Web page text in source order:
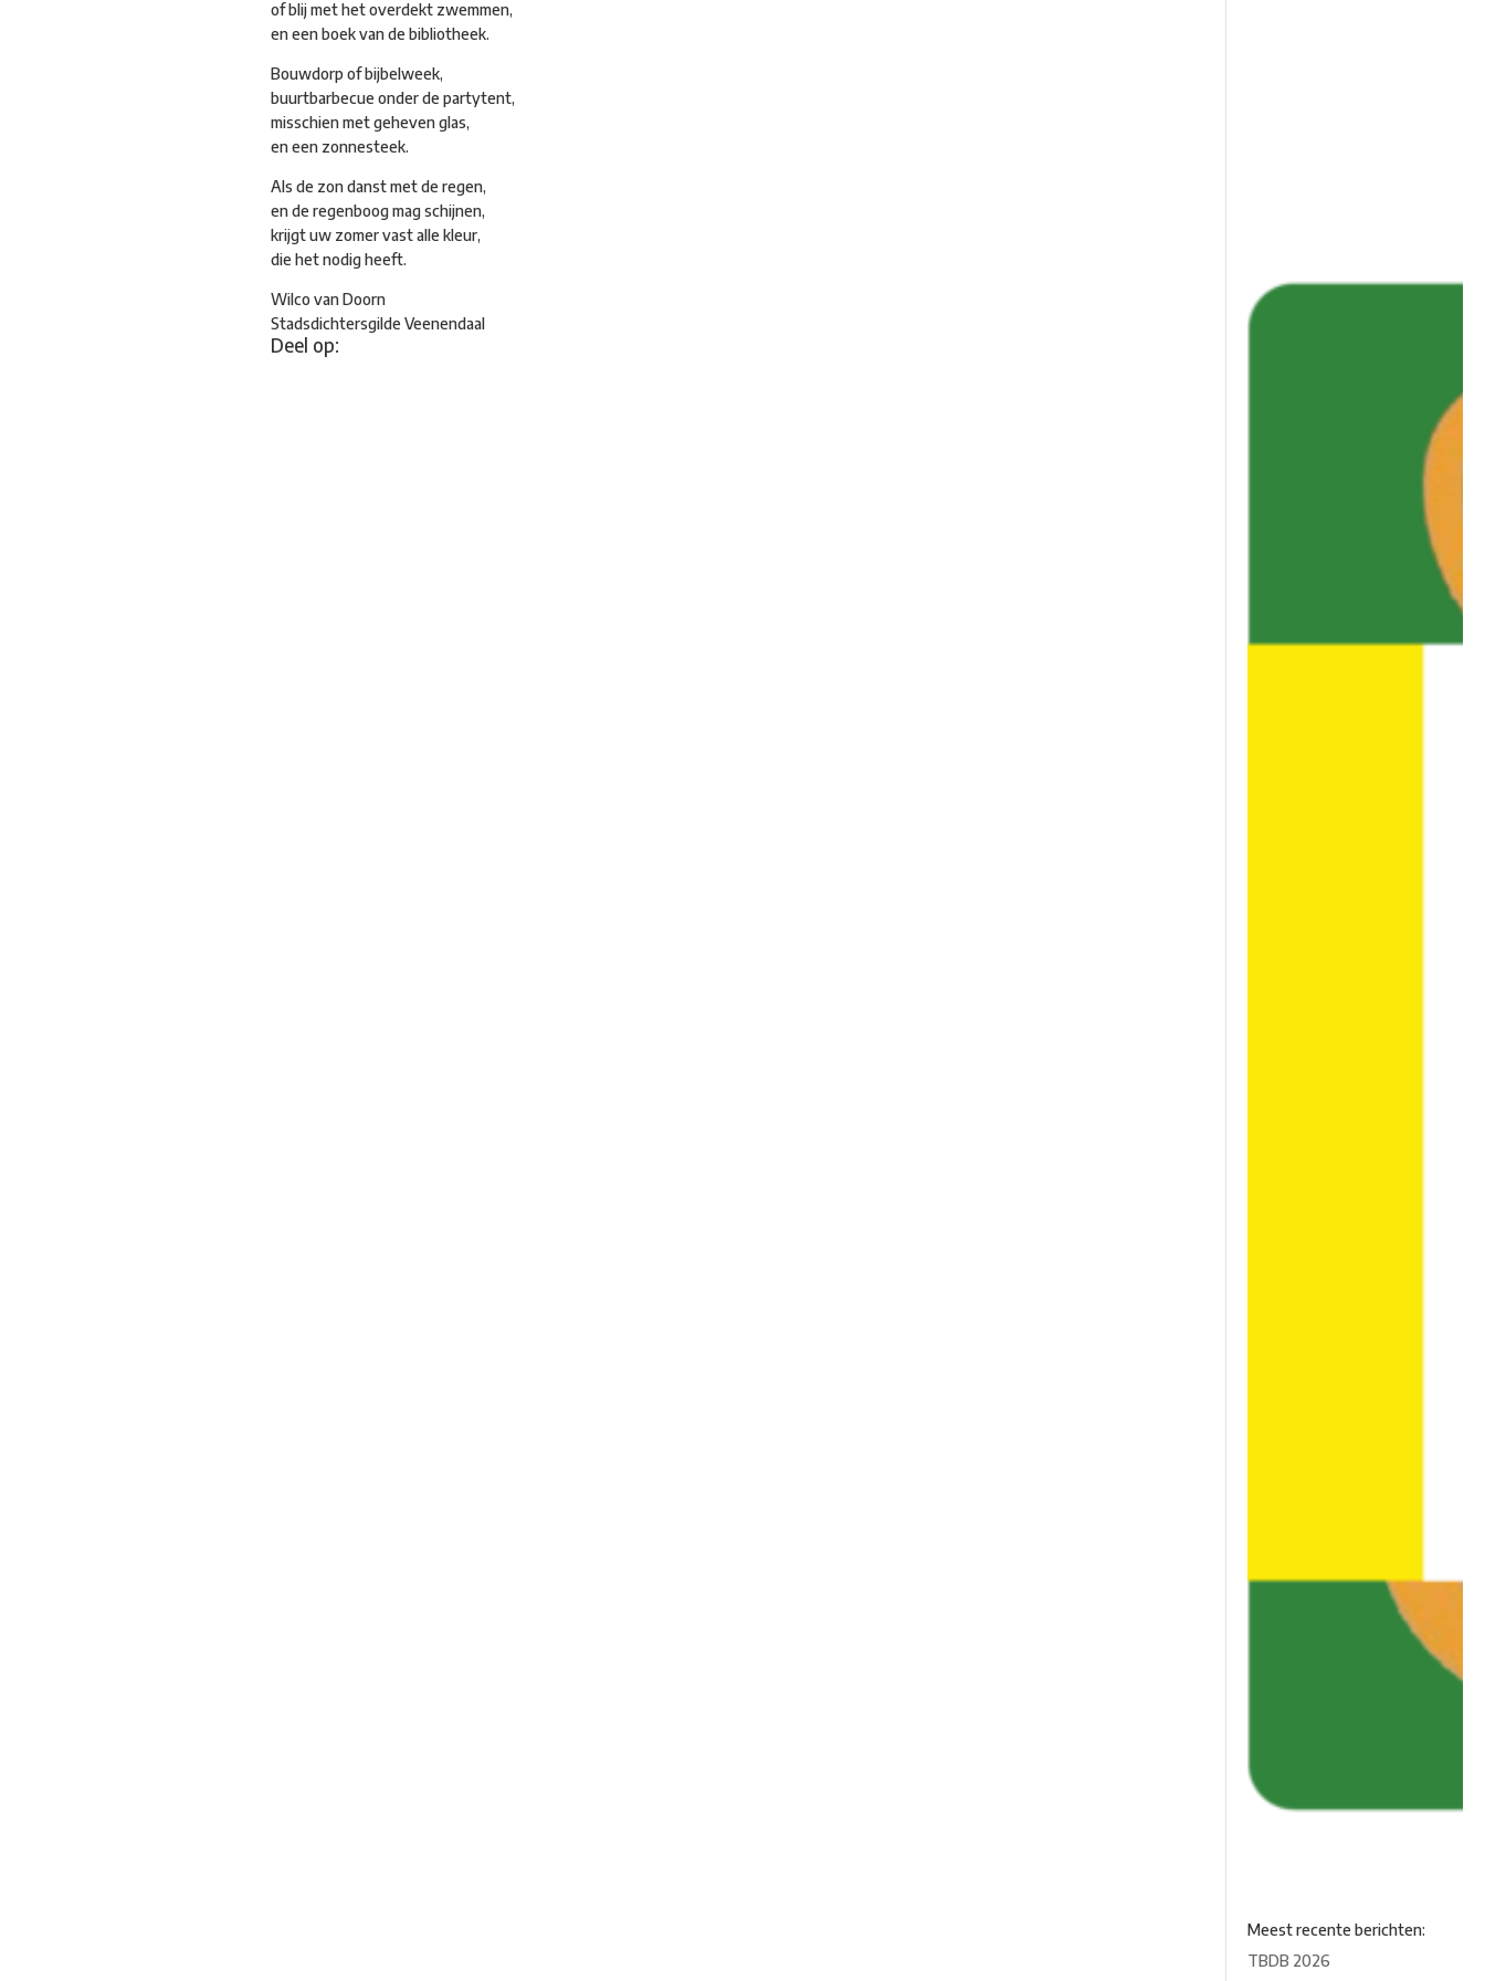
of blij met het overdekt zwemmen,
en een boek van de bibliotheek.
Bouwdorp of bijbelweek,
buurtbarbecue onder de partytent,
misschien met geheven glas,
en een zonnesteek.
Als de zon danst met de regen,
en de regenboog mag schijnen,
krijgt uw zomer vast alle kleur,
die het nodig heeft.
Wilco van Doorn
Stadsdichtersgilde Veenendaal
Deel op:
Meest recente berichten:
TBDB 2026